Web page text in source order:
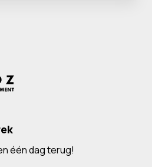
één dag terug!